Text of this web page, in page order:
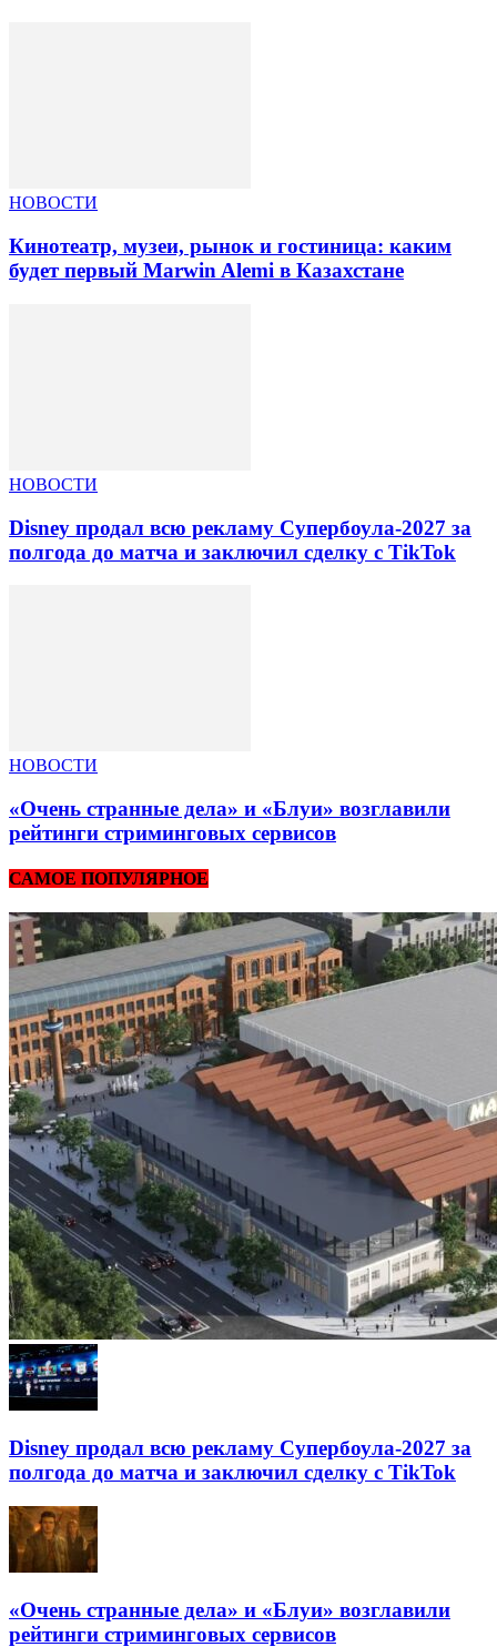
НОВОСТИ
Кинотеатр, музеи, рынок и гостиница: каким
будет первый Marwin Alemi в Казахстане
НОВОСТИ
Disney продал всю рекламу Супербоула-2027 за
полгода до матча и заключил сделку с TikTok
НОВОСТИ
«Очень странные дела» и «Блуи» возглавили
рейтинги стриминговых сервисов
САМОЕ ПОПУЛЯРНОЕ
Disney продал всю рекламу Супербоула-2027 за
полгода до матча и заключил сделку с TikTok
«Очень странные дела» и «Блуи» возглавили
рейтинги стриминговых сервисов